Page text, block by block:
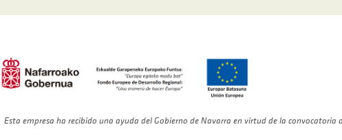
Esta empresa ha recibido una ayuda del Gobierno de Navarra en virtud de la convocatoria